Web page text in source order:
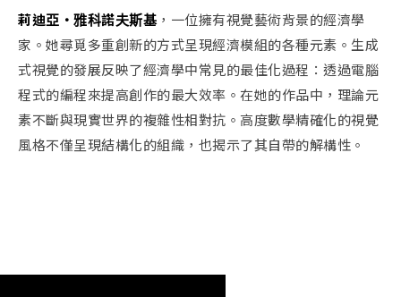
莉迪亞・雅科諾夫斯基，一位擁有視覺藝術背景的經濟學
家。她尋覓多重創新的方式呈現經濟模組的各種元素。生成
式視覺的發展反映了經濟學中常見的最佳化過程：透過電腦
程式的編程來提高創作的最大效率。在她的作品中，理論元
素不斷與現實世界的複雜性相對抗。高度數學精確化的視覺
風格不僅呈現結構化的組織，也揭示了其自帶的解構性。